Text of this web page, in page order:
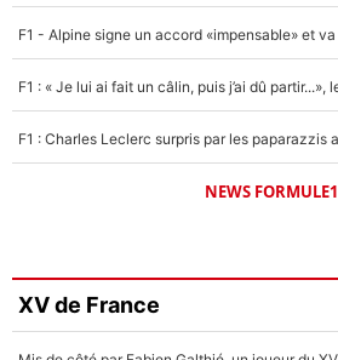
NEWS FORMULE1
XV de France